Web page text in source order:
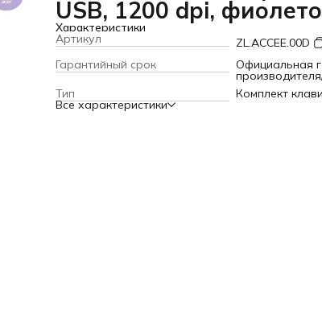
USB, 1200 dpi,
Характеристики
Артикул
ZL.ACCEE.00D
Гарантийный срок
Официальная
Тип
Комплект
Все характеристики